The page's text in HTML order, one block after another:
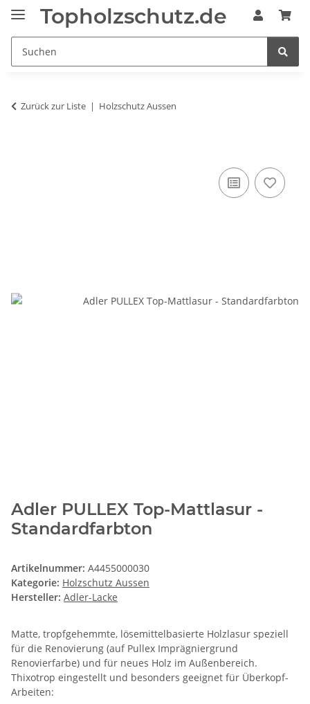
Topholzschutz.de
Zurück zur Liste Holzschutz Aussen
Adler PULLEX Top-Mattlasur -
Standardfarbton
Artikelnummer: A4455000030
Kategorie: Holzschutz Aussen
Hersteller: Adler-Lacke
Matte, tropfgehemmte, lösemittelbasierte Holzlasur speziell
für die Renovierung (auf Pullex Imprägniergrund
Renovierfarbe) und für neues Holz im Außenbereich.
Thixotrop eingestellt und besonders geeignet für Überkopf-
Arbeiten: